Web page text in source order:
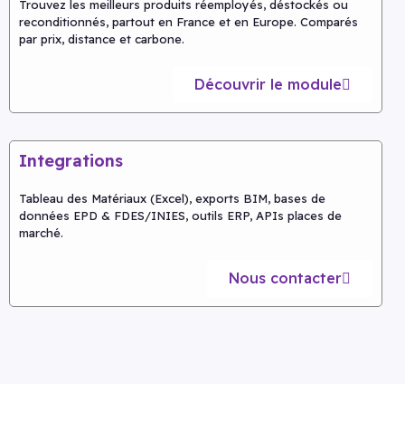
Trouvez les meilleurs produits réemployés, déstockés ou
reconditionnés, partout en France et en Europe. Comparés
par prix, distance et carbone.
Découvrir le module
Integrations
Tableau des Matériaux (Excel), exports BIM, bases de
données EPD & FDES/INIES, outils ERP, APIs places de
marché.
Nous contacter